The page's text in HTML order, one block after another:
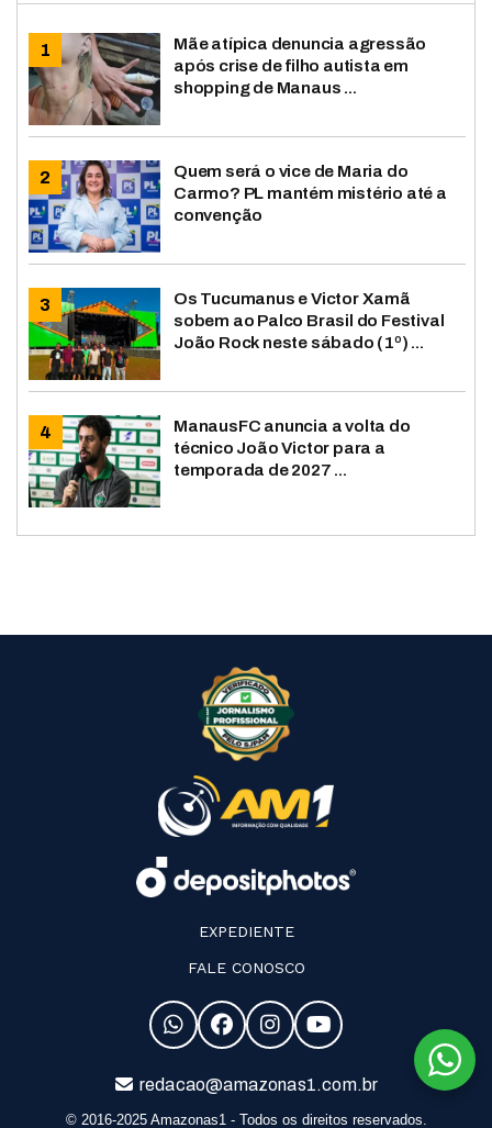
Mãe atípica denuncia agressão
após crise de filho autista em
shopping de Manaus ...
Quem será o vice de Maria do
Carmo? PL mantém mistério até a
convenção
Os Tucumanus e Victor Xamã
sobem ao Palco Brasil do Festival
João Rock neste sábado (1º) ...
ManausFC anuncia a volta do
técnico João Victor para a
temporada de 2027 ...
EXPEDIENTE
FALE CONOSCO
redacao@amazonas1.com.br
© 2016-2025 Amazonas1 - Todos os direitos reservados.